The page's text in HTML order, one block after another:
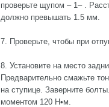
проверьте щупом – 1– .
должно превышать 1.5 мм.
7. Проверьте, чтобы при
8. Установите на место
Предварительно смажьте
на ступице. Заверните
моментом 120 Н•м.